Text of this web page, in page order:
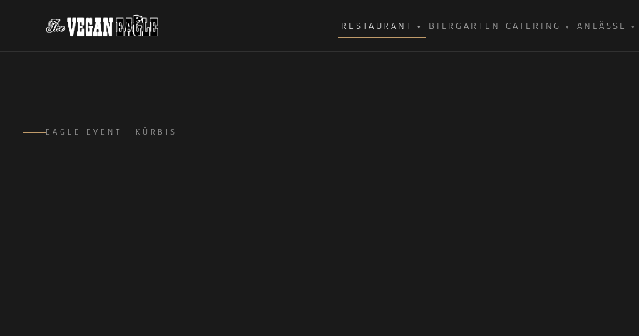
RESTAURANT ▾ BIERGARTEN CATERING ▾ ANLÄSSE ▾
EAGLE EVENT · KÜRBIS